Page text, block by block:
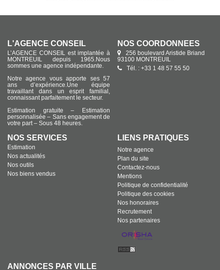
L'AGENCE CONSEIL
L’AGENCE CONSEIL est implantée à
MONTREUIL depuis 1965.Nous
sommes une agence indépendante.
Notre agence vous apporte ses 57
ans d’expérience.Une équipe
travaillant dans un esprit familial,
connaissant parfaitement le secteur.
Estimation gratuite – Estimation
personnalisée – Sans engagement de
votre part – Sous 48 heures.
NOS COORDONNÉES
256 boulevard Aristide Briand
93100 MONTREUIL
Tél. : +33 1 48 57 55 50
NOS SERVICES
Estimation
Nos actualités
Nos outils
Nos biens vendus
LIENS PRATIQUES
Notre agence
Plan du site
Contactez-nous
Mentions
Politique de confidentialité
Politique des cookies
Nos honoraires
Recrutement
Nos partenaires
ANNONCES PAR VILLE